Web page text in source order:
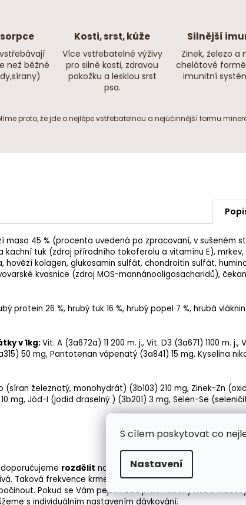
S cílem poskytovat co
Nastavení
než běžné
Kosti, srst, kůže
Více vstřebatelné výživy
pro silné kosti, zdravou
pokožku a lesklou srst
psa.
Silnější
Zinek, železo a
chelátové
imunitní
proto, že jde o nejlépe vstřebatelnou a nejúčinnější formu
maso 45 % (procenta uvedená po zpracovaní, v sušeném
kachní tuk (zdroj přírodního tokoferolu a vitamínu E),
, hovězí kolagen, glukosamin sulfát, chondroitin sulfát,
kvasnice (zdroj MOS-mannánooligosacharidů),
protein 26 %, hrubý tuk 16 %, hrubý popel 7 %, hrubá
v 1kg:Vit. A (3a672a) 11 200 m. j., Vit. D3 (3a671) 1100 m. j.,
50 mg, Pantotenan vápenatý (3a841) 15 mg, Kyselina
(síran železnatý, monohydrát) (3b103) 210 mg, Zinek-Zn
mg, Jód-I (jodid draselný ) (3b201) 3 mg, Selen-Se
doporučujeme rozdělit na 2 rovnoměrné porce
Taková frekvence krmení je ověřenou formou prevence
Pokud se Vám pejsek zdá příliš hubený nebo
s individuálním nastavením dávkování.